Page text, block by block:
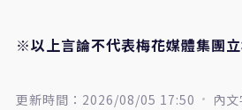
※以上言論不代表梅花媒體集團
更新時間：2026/08/05 17:50 內